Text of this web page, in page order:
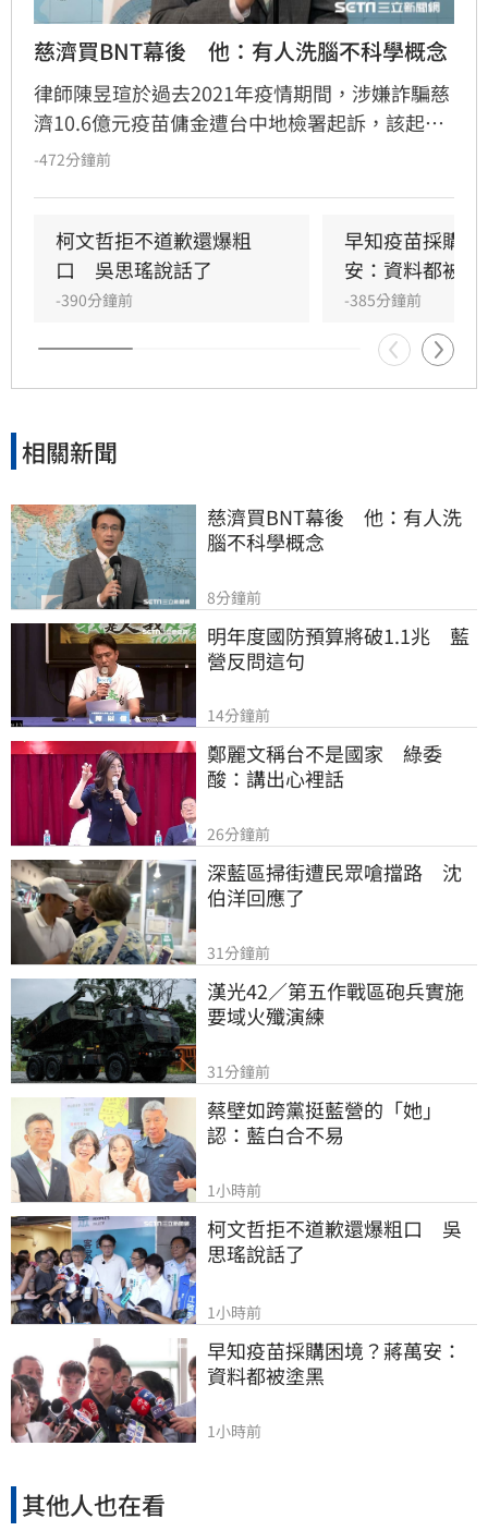
慈濟買BNT幕後　他：有人洗腦不科學概念
律師陳昱瑄於過去2021年疫情期間，涉嫌詐騙慈
濟10.6億元疫苗傭金遭台中地檢署起訴，該起事
件也引外界熱議。對此，前立委鄭運鵬今（9）
-472分鐘前
柯文哲拒不道歉還爆粗
口　吳思瑤說話了
-390分鐘前
早知疫苗採購
安：資料都被塗
-385分鐘前
相關新聞
慈濟買BNT幕後　他：有人洗
腦不科學概念
8分鐘前
明年度國防預算將破1.1兆　藍
營反問這句
14分鐘前
鄭麗文稱台不是國家　綠委
酸：講出心裡話
26分鐘前
深藍區掃街遭民眾嗆擋路　沈
伯洋回應了
31分鐘前
漢光42／第五作戰區砲兵實施
要域火殲演練
31分鐘前
蔡壁如跨黨挺藍營的「她」
認：藍白合不易
1小時前
柯文哲拒不道歉還爆粗口　吳
思瑤說話了
1小時前
早知疫苗採購困境？蔣萬安：
資料都被塗黑
1小時前
其他人也在看